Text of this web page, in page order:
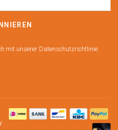
mit unserer Datenschutzrichtlinie